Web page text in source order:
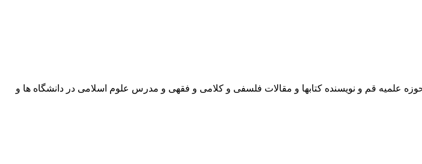
علمیه قم و نویسنده کتابها و مقالات فلسفی و کلامی و فقهی و مدرس علوم اسلامی در دانشگاه ها و